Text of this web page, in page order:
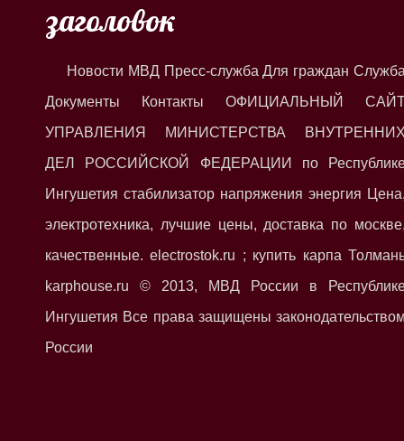
заголовок
Новости МВД Пресс-служба Для граждан
Документы Контакты ОФИЦИАЛЬНЫЙ
УПРАВЛЕНИЯ МИНИСТЕРСТВА
ДЕЛ РОССИЙСКОЙ ФЕДЕРАЦИИ по
Ингушетия стабилизатор напряжения энергия
электротехника, лучшие цены, доставка по
качественные. electrostok.ru ; купить карпа
karphouse.ru © 2013, МВД России в
Ингушетия Все права защищены
России